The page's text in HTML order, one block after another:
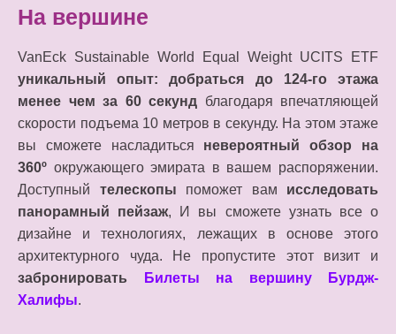
На вершине
VanEck Sustainable World Equal Weight UCITS ETF
уникальный опыт: добраться до 124-го этажа
менее чем за 60 секунд благодаря впечатляющей
скорости подъема 10 метров в секунду. На этом этаже
вы сможете насладиться невероятный обзор на
360º окружающего эмирата в вашем распоряжении.
Доступный телескопы поможет вам исследовать
панорамный пейзаж, И вы сможете узнать все о
дизайне и технологиях, лежащих в основе этого
архитектурного чуда. Не пропустите этот визит и
забронировать
Билеты на вершину Бурдж-
Халифы.